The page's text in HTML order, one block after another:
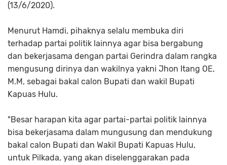
(13/6/2020).
Menurut Hamdi, pihaknya selalu membuka diri
terhadap partai politik lainnya agar bisa bergabung
dan bekerjasama dengan partai Gerindra dalam rangka
mengusung dirinya dan wakilnya yakni Jhon Itang OE,
M.M, sebagai bakal calon Bupati dan wakil Bupati
Kapuas Hulu.
"Besar harapan kita agar partai-partai politik lainnya
bisa bekerjasama dalam mungusung dan mendukung
bakal calon Bupati dan Wakil Bupati Kapuas Hulu,
untuk Pilkada, yang akan diselenggarakan pada